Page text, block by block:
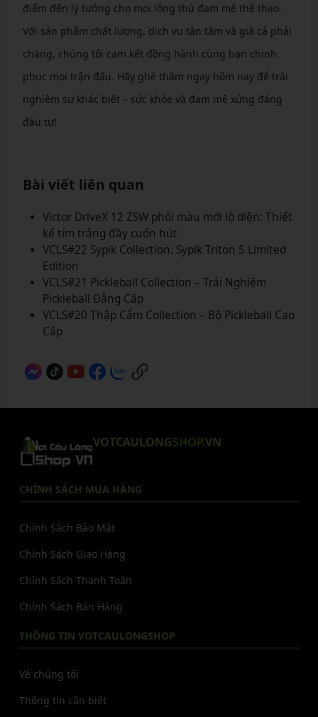
điểm đến lý tưởng cho mọi lông thủ đam mê thể thao.
Với sản phẩm chất lượng, dịch vụ tận tâm và giá cả phải
chăng, chúng tôi cam kết đồng hành cùng bạn chinh
phục mọi trận đấu. Hãy ghé thăm ngay hôm nay để trải
nghiệm sự khác biệt – sức khỏe và đam mê xứng đáng
đầu tư!
Bài viết liên quan
Victor DriveX 12 ZSW phối màu mới lộ diện: Thiết
kế tím trắng đầy cuốn hút
VCLS#22 Sypik Collection: Sypik Triton 5 Limited
Edition
VCLS#21 Pickleball Collection – Trải Nghiệm
Pickleball Đẳng Cấp
VCLS#20 Thập Cẩm Collection – Bộ Pickleball Cao
Cấp
VOTCAULONGSHOP.VN
CHÍNH SÁCH MUA HÀNG
Chính Sách Bảo Mật
Chính Sách Giao Hàng
Chính Sách Thanh Toán
Chính Sách Bán Hàng
THÔNG TIN VOTCAULONGSHOP
Về chúng tôi
Thông tin cần biết